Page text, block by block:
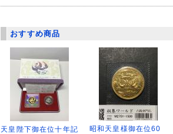
おすすめ商品
天皇陛下御在位十年記
昭和天皇様御在位60